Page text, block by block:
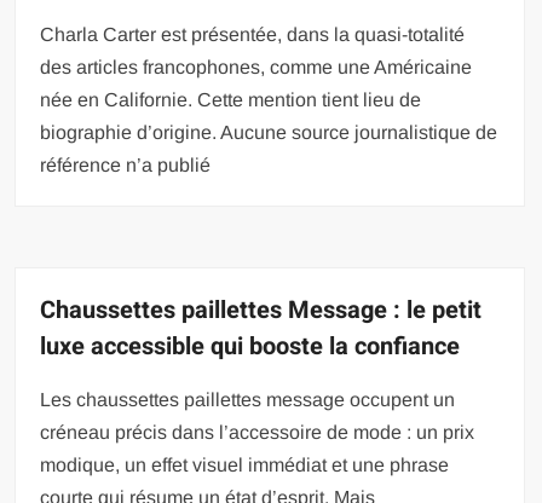
Charla Carter est présentée, dans la quasi-totalité
des articles francophones, comme une Américaine
née en Californie. Cette mention tient lieu de
biographie d’origine. Aucune source journalistique de
référence n’a publié
Chaussettes paillettes Message : le petit
luxe accessible qui booste la confiance
Les chaussettes paillettes message occupent un
créneau précis dans l’accessoire de mode : un prix
modique, un effet visuel immédiat et une phrase
courte qui résume un état d’esprit. Mais